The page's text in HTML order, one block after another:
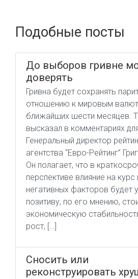
Подобные посты
До выборов гривне
доверять
Гривна будет сохранять
отношению к мировым
ближайших шести месяцев.
высказал в комментариях
Генеральный директор
агентства “Евро-Рейтинг”
Он полагает, что в
перспективе влияние на курс
негативных факторов будет
позитиву, по его мнению,
экономическую
рост, […]
Сносить или
реконструировать